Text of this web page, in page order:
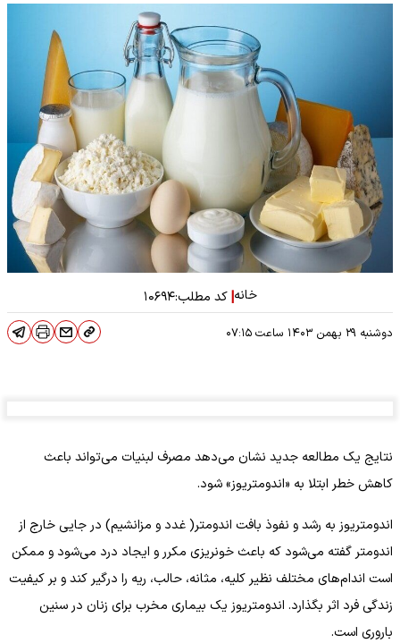
خانه| کد مطلب:۱۰۶۹۴
دوشنبه ۲۹ بهمن ۱۴۰۳ ساعت
نتایج یک مطالعه جدید نشان می‌دهد مصرف لبنیات می‌تواند باعث
کاهش خطر ابتلا به «اندومتریوز» شود.
اندومتریوز به رشد و نفوذ بافت اندومتر( غدد و مزانشیم) در جایی خارج از
اندومتر گفته می‌شود که باعث خونریزی مکرر و ایجاد درد می‌شود و ممکن
است اندام‌های مختلف نظیر کلیه، مثانه، حالب، ریه را درگیر کند و بر کیفیت
زندگی فرد اثر بگذارد. اندومتریوز یک بیماری مخرب برای زنان در سنین
باروری است.